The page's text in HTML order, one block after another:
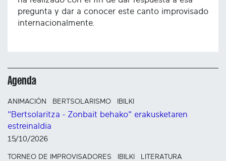
pregunta y dar a conocer este canto improvisado
internacionalmente.
Agenda
ANIMACIÓN BERTSOLARISMO IBILKI
"Bertsolaritza - Zonbait behako" erakusketaren
estreinaldia
15/10/2026
TORNEO DE IMPROVISADORES IBILKI
LITERATURA